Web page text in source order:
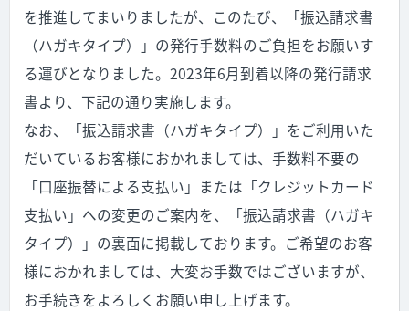
を推進してまいりましたが、このたび、「振込請求書
（ハガキタイプ）」の発行手数料のご負担をお願いす
る運びとなりました。2023年6月到着以降の発行請求
書より、下記の通り実施します。
なお、「振込請求書（ハガキタイプ）」をご利用いた
だいているお客様におかれましては、手数料不要の
「口座振替による支払い」または「クレジットカード
支払い」への変更のご案内を、「振込請求書（ハガキ
タイプ）」の裏面に掲載しております。ご希望のお客
様におかれましては、大変お手数ではございますが、
お手続きをよろしくお願い申し上げます。